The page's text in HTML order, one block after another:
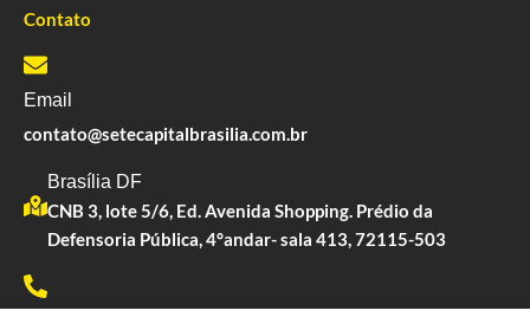
Contato
Email
contato@setecapitalbrasilia.com.br
Brasília DF
CNB 3, lote 5/6, Ed. Avenida Shopping. Prédio da
Defensoria Pública, 4°andar- sala 413, 72115-503